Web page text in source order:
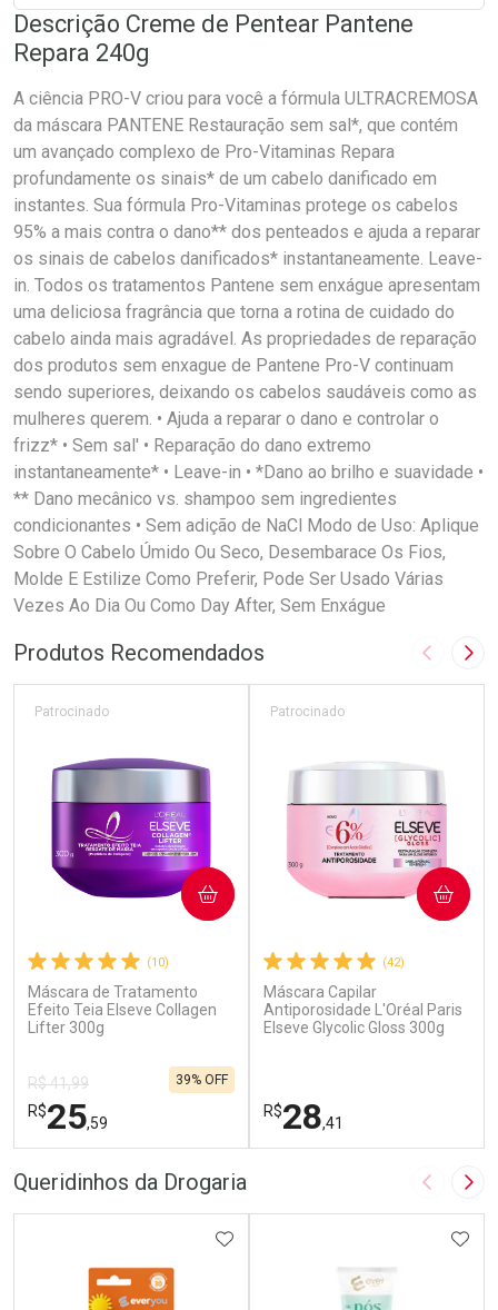
Descrição Creme de Pentear Pantene
Repara 240g
A ciência PRO-V criou para você a fórmula ULTRACREMOSA
da máscara PANTENE Restauração sem sal*, que contém
um avançado complexo de Pro-Vitaminas Repara
profundamente os sinais* de um cabelo danificado em
instantes. Sua fórmula Pro-Vitaminas protege os cabelos
95% a mais contra o dano** dos penteados e ajuda a reparar
os sinais de cabelos danificados* instantaneamente. Leave-
in. Todos os tratamentos Pantene sem enxágue apresentam
uma deliciosa fragrância que torna a rotina de cuidado do
cabelo ainda mais agradável. As propriedades de reparação
dos produtos sem enxague de Pantene Pro-V continuam
sendo superiores, deixando os cabelos saudáveis como as
mulheres querem. • Ajuda a reparar o dano e controlar o
frizz* • Sem sal' • Reparação do dano extremo
instantaneamente* • Leave-in • *Dano ao brilho e suavidade •
** Dano mecânico vs. shampoo sem ingredientes
condicionantes • Sem adição de NaCl Modo de Uso: Aplique
Sobre O Cabelo Úmido Ou Seco, Desembarace Os Fios,
Molde E Estilize Como Preferir, Pode Ser Usado Várias
Vezes Ao Dia Ou Como Day After, Sem Enxágue
Produtos Recomendados Imagem
(10)
Máscara de Tratamento
Efeito Teia Elseve Collagen
Lifter 300g
Patrocinado
R$ 41,99
R$25,59
39% OFF
COMPRAR
(42)
Máscara Capilar
Antiporosidade L'Oréal Paris
Elseve Glycolic Gloss 300g
Patrocinado
R$28,41
COMPRAR
Queridinhos da Drogaria Imagem
ADICIONAR AOS FAVORITOS